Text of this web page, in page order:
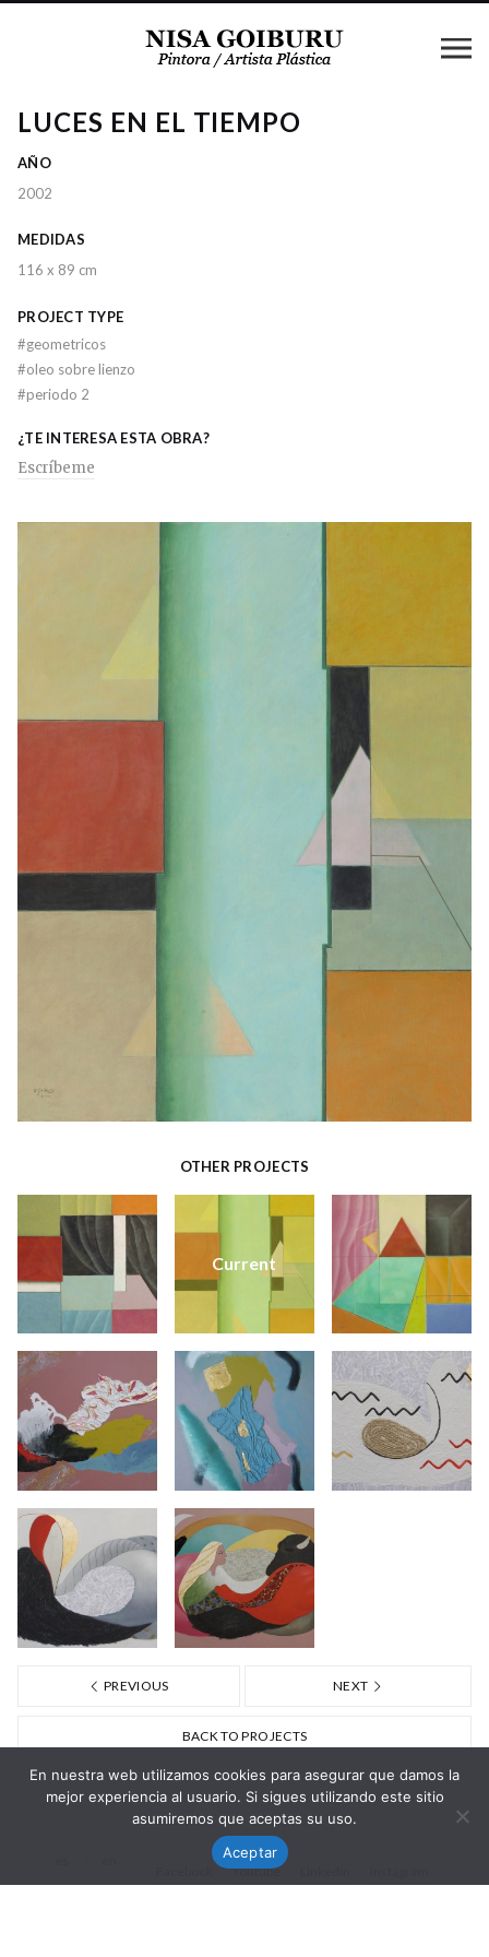
OTHER PROJECTS
Current
PREVIOUS NEXT
BACK TO PROJECTS
LUCES EN EL TIEMPO
AÑO
2002
MEDIDAS
116 x 89 cm
PROJECT TYPE
#geometricos
#oleo sobre lienzo
#periodo 2
¿TE INTERESA ESTA OBRA?
Escríbeme
Youtube
En nuestra web utilizamos cookies para asegurar que damos la
mejor experiencia al usuario. Si sigues utilizando este sitio
asumiremos que aceptas su uso.
Aceptar